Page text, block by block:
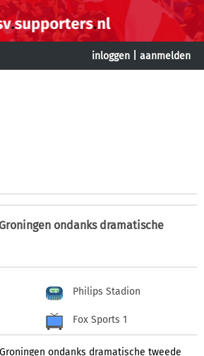
inloggen aanmelden
ondanks dramatische
Philips Stadion
Fox Sports 1
ondanks dramatische tweede